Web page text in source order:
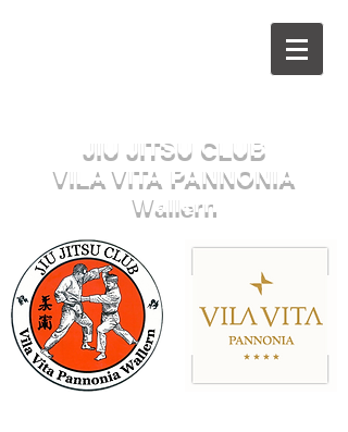
JIU JITSU CLUB
VILA VITA PANNONIA
Wallern